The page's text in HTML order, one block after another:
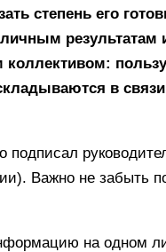
степень его
результатам
в
Важно не забыть
на одном